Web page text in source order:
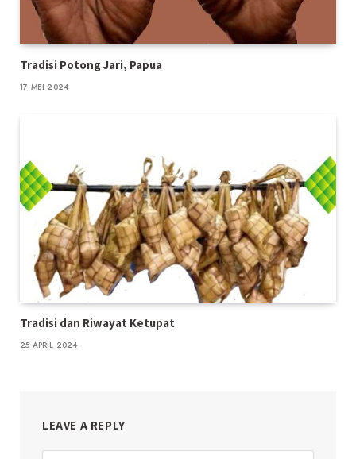
Tradisi Potong Jari, Papua
17 MEI 2024
Tradisi dan Riwayat Ketupat
25 APRIL 2024
LEAVE A REPLY